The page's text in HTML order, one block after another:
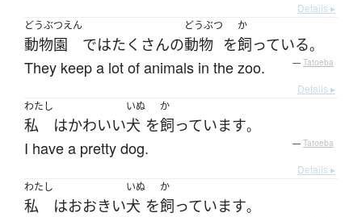
Details ▸
どうぶつえん
動物園 ではたくさんの
どうぶつ
動物 を
か
飼っている。
They keep a lot of animals in the zoo. — Tatoeba
Details ▸
わたし
私 はかわいい
いぬ
犬 を
か
飼っています。
I have a pretty dog. — Tatoeba
Details ▸
わたし
私 はおおきい
いぬ
犬 を
か
飼っています。